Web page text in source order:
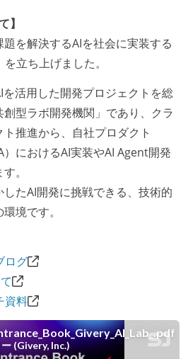
】
を解決するAIを社会に実装する
立ち上げました。
活用した開発プロジェクトを総
型ラボ開発機関」であり、クラ
推進から、自社プロダクト
）におけるAI実装やAI Agent開発
。
たAI開発に挑戦できる、技術的
境です。
ログ
資料